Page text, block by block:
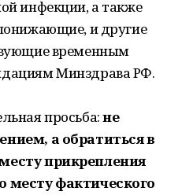
инфекции, а также
и другие
временным
Минздрава РФ.
просьба:не
а обратиться в
прикрепления
фактического